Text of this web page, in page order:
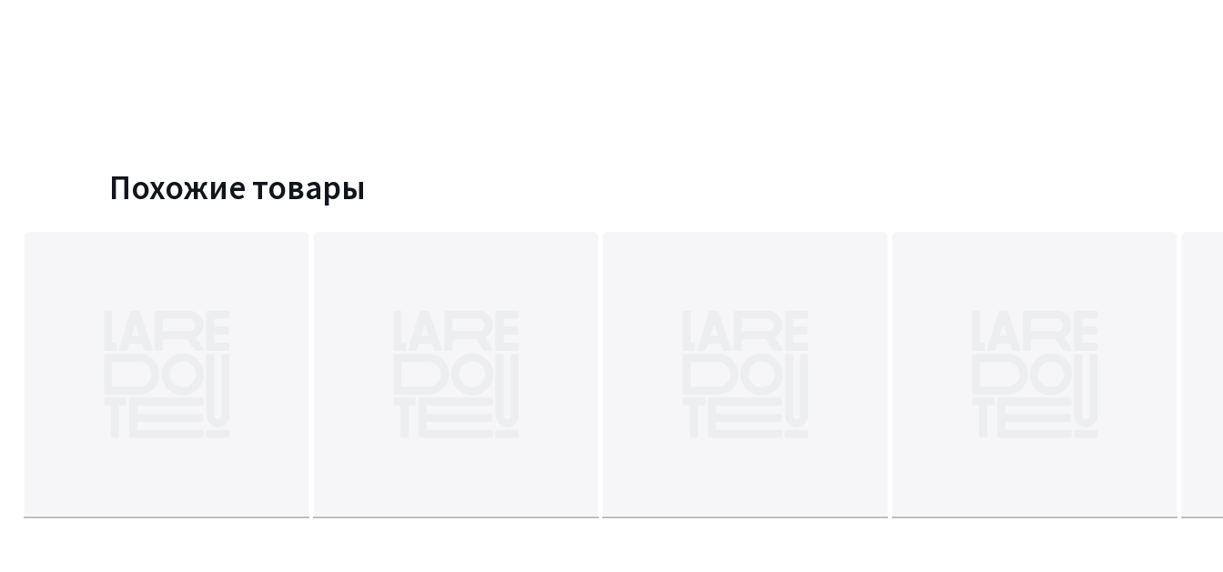
Похожие товары